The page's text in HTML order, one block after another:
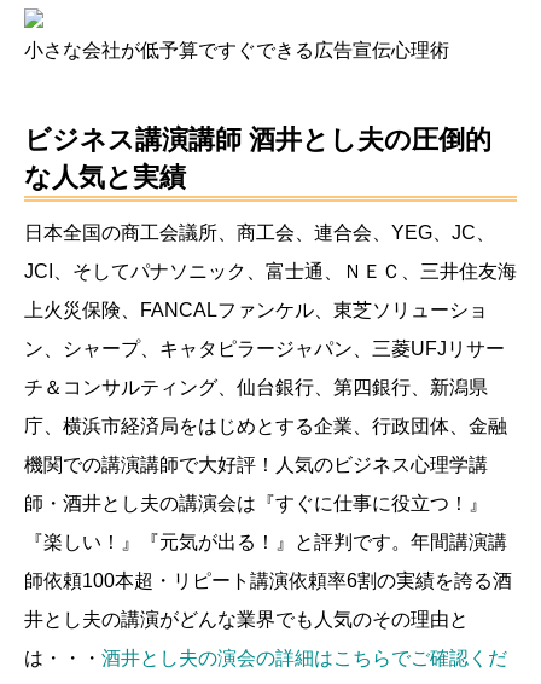
小さな会社が低予算ですぐできる広告宣伝心理術
ビジネス講演講師 酒井とし夫の圧倒的
な人気と実績
日本全国の商工会議所、商工会、連合会、YEG、JC、
JCI、そしてパナソニック、富士通、ＮＥＣ、三井住友海
上火災保険、FANCALファンケル、東芝ソリューショ
ン、シャープ、キャタピラージャパン、三菱UFJリサー
チ＆コンサルティング、仙台銀行、第四銀行、新潟県
庁、横浜市経済局をはじめとする企業、行政団体、金融
機関での講演講師で大好評！人気のビジネス心理学講
師・酒井とし夫の講演会は『すぐに仕事に役立つ！』
『楽しい！』『元気が出る！』と評判です。年間講演講
師依頼100本超・リピート講演依頼率6割の実績を誇る酒
井とし夫の講演がどんな業界でも人気のその理由と
は・・・ 酒井とし夫の演会の詳細はこちらでご確認くだ